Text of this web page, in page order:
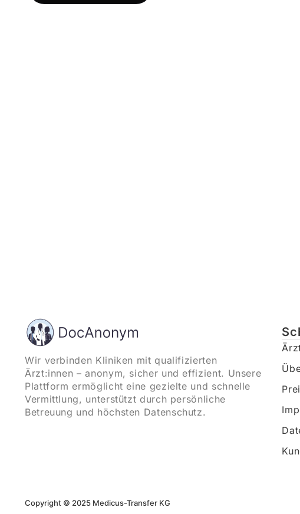
Wir verbinden Kliniken mit qualifizierten
Ärzt:innen – anonym, sicher und effizient. Unsere
Plattform ermöglicht eine gezielte und schnelle
Vermittlung, unterstützt durch persönliche
Betreuung und höchsten Datenschutz.
Copyright © 2025 Medicus-Transfer KG